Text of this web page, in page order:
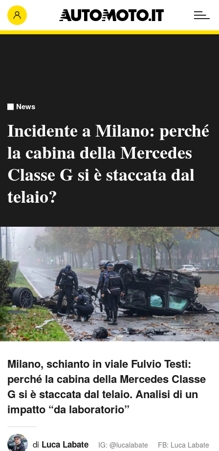
News
Incidente a Milano: perché
la cabina della Mercedes
Classe G si è staccata dal
telaio?
Milano, schianto in viale Fulvio Testi:
perché la cabina della Mercedes Classe
G si è staccata dal telaio. Analisi di un
impatto “da laboratorio”
di Luca Labate IG: @lucalabate FB: Luca Labate